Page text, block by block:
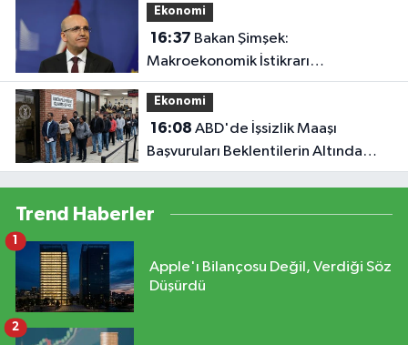
Ekonomi
16:37
Makroekonomik İstikrarı
Güçlendiren Politikaları
Sürdüreceğiz
Ekonomi
16:08
Başvuruları Beklentilerin Altında
Kaldı
Trend Haberler
Apple'ı Bilançosu Değil, Verdiği Söz
Düşürdü
1
2